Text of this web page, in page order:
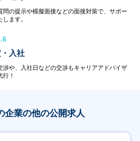
問の提示や模擬面接などの面接対策で、サポー
します。
入社
渉や、入社日などの交渉もキャリアアドバイザ
行！
企業の他の公開求人